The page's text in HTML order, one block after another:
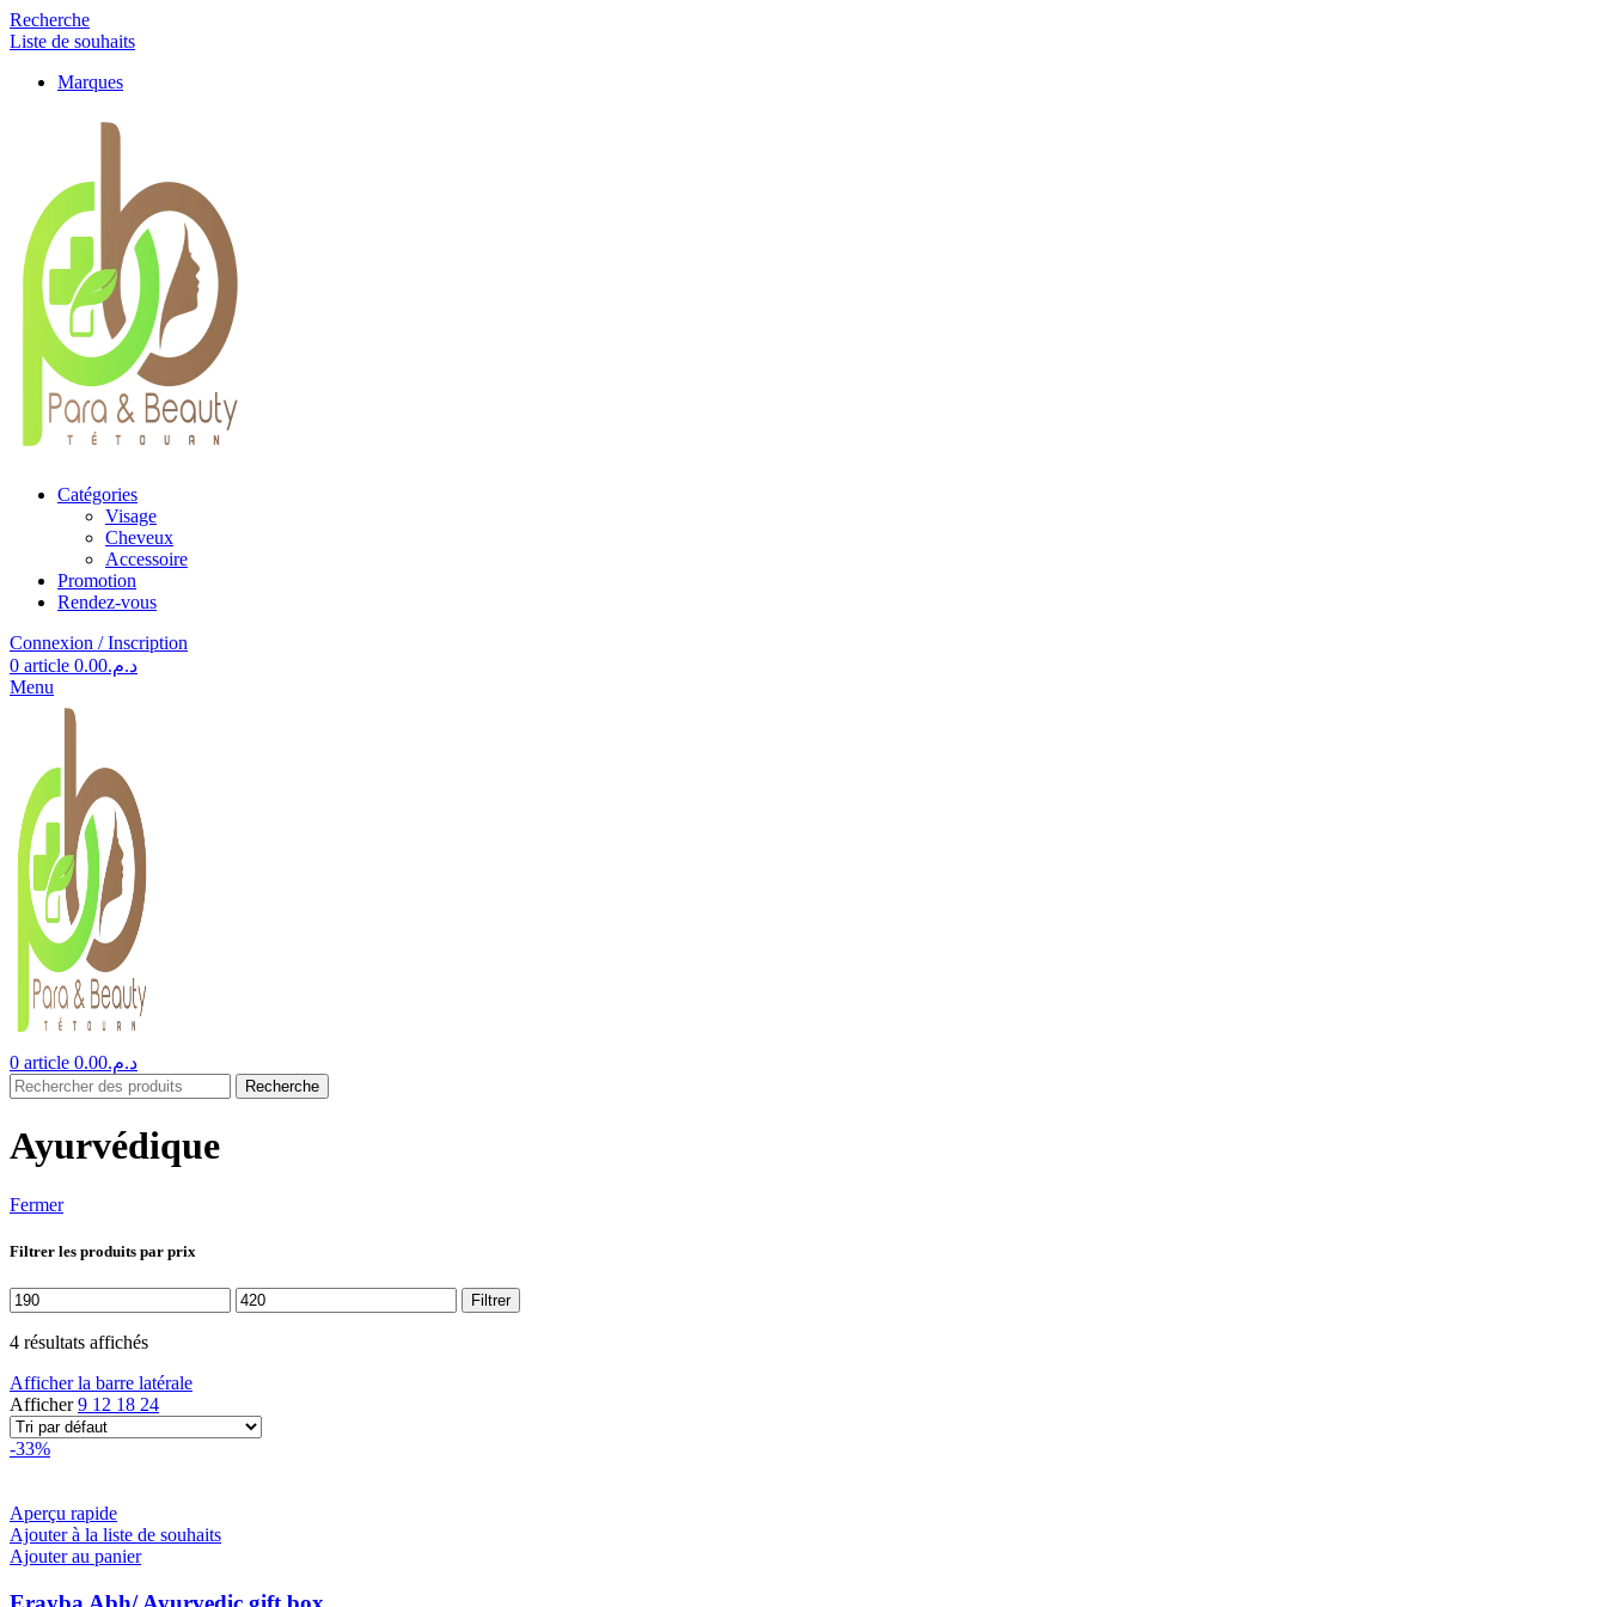
Recherche
Liste de souhaits
Marques
Catégories
Visage
Cheveux
Accessoire
Promotion
Rendez-vous
Connexion / Inscription
0 article د.م.0.00
Menu
0 article د.م.0.00
Recherche
Ayurvédique
Fermer
Filtrer les produits par prix
Prix
min
Prix
max
Filtrer
4 résultats affichés
Afficher la barre latérale
Afficher9 12 18 24
-33%
Aperçu rapide
Ajouter à la liste de souhaits
Ajouter au panier